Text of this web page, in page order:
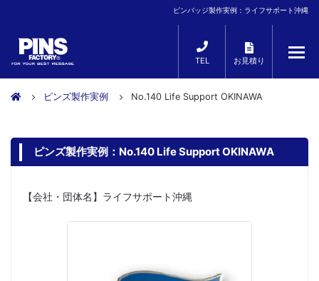
ピンバッジ製作実例：ライフサポート沖縄
TEL お見積り
ピンズ製作実例 No.140 Life Support OKINAWA
ピンズ製作実例：No.140 Life Support OKINAWA
【会社・団体名】ライフサポート沖縄